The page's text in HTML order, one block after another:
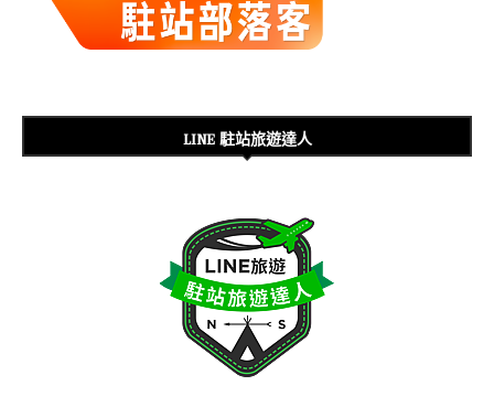
LINE 駐站旅遊達人